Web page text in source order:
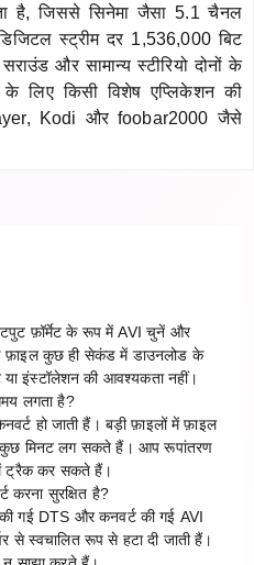
है, जिससे सिनेमा जैसा 5.1 चैनल
स्ट्रीम दर 1,536,000 बिट
और सामान्य स्टीरियो दोनों के
किसी विशेष एप्लिकेशन की
Kodi और foobar2000 जैसे
फ़ॉर्मेट के रूप में AVI चुनें और
फ़ाइल कुछ ही सेकंड में डाउनलोड के
या इंस्टॉलेशन की आवश्यकता नहीं।
लगता है?
हो जाती हैं। बड़ी फ़ाइलों में फ़ाइल
मिनट लग सकते हैं। आप रूपांतरण
में ट्रैक कर सकते हैं।
करना सुरक्षित है?
गई DTS और कनवर्ट की गई AVI
से स्वचालित रूप से हटा दी जाती हैं।